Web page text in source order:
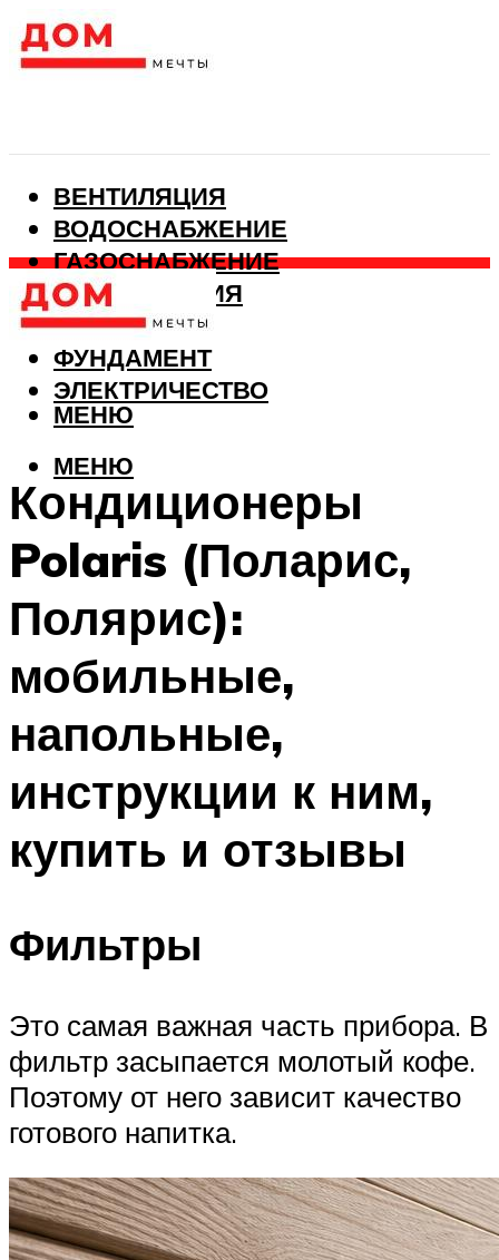
ВЕНТИЛЯЦИЯ
ВОДОСНАБЖЕНИЕ
ГАЗОСНАБЖЕНИЕ
КАНАЛИЗАЦИЯ
ОТОПЛЕНИЕ
ФУНДАМЕНТ
ЭЛЕКТРИЧЕСТВО
МЕНЮ
МЕНЮ
Кондиционеры
Polaris (Поларис,
Полярис):
мобильные,
напольные,
инструкции к ним,
купить и отзывы
Фильтры
Это самая важная часть прибора. В
фильтр засыпается молотый кофе.
Поэтому от него зависит качество
готового напитка.